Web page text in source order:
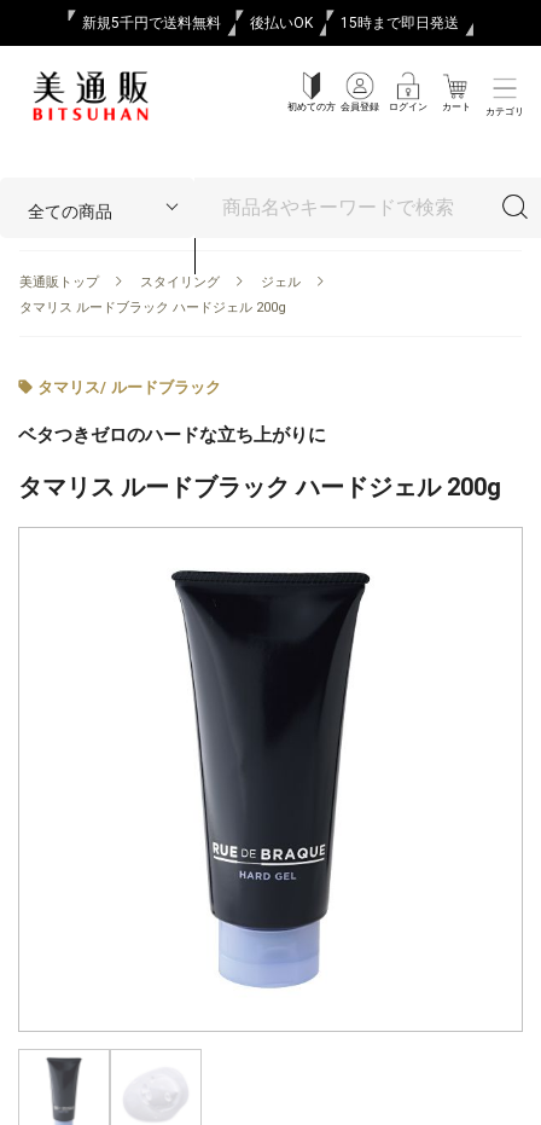
新規5千円で送料無料 後払いOK 15時まで即日発送
初めての方 会員登録 ログイン カート カテゴリ
美通販トップ スタイリング
ジェル
タマリス ルードブラック ハードジェル 200g
タマリス/ ルードブラック
ベタつきゼロのハードな立ち上がりに
タマリス ルードブラック ハードジェル 200g